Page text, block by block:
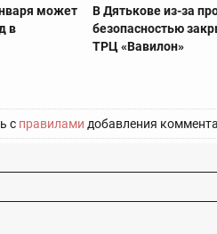
может
в
В Дятькове из-за
безопасностью
ТРЦ «Вавилон»
с правилами добавления